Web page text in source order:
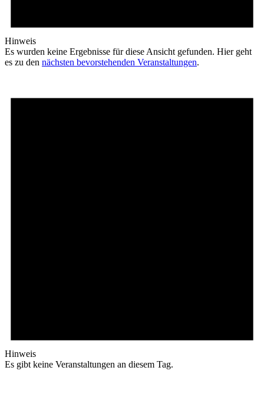
Hinweis
Es wurden keine Ergebnisse für diese Ansicht gefunden. Hier geht
es zu den nächsten bevorstehenden Veranstaltungen.
Hinweis
Es gibt keine Veranstaltungen an diesem Tag.